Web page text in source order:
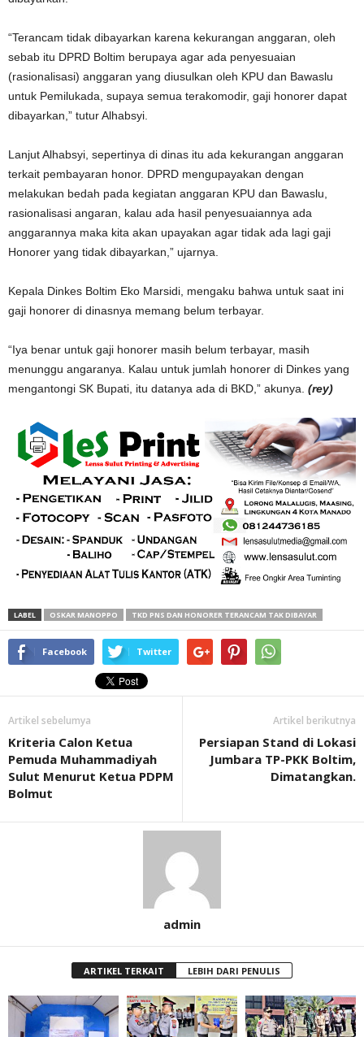
“Terancam tidak dibayarkan karena kekurangan anggaran, oleh
sebab itu DPRD Boltim berupaya agar ada penyesuaian
(rasionalisasi) anggaran yang diusulkan oleh KPU dan Bawaslu
untuk Pemilukada, supaya semua terakomodir, gaji honorer dapat
dibayarkan,” tutur Alhabsyi.
Lanjut Alhabsyi, sepertinya di dinas itu ada kekurangan anggaran
terkait pembayaran honor. DPRD mengupayakan dengan
melakukan bedah pada kegiatan anggaran KPU dan Bawaslu,
rasionalisasi angaran, kalau ada hasil penyesuaiannya ada
anggarannya maka kita akan upayakan agar tidak ada lagi gaji
Honorer yang tidak dibayarkan,” ujarnya.
Kepala Dinkes Boltim Eko Marsidi, mengaku bahwa untuk saat ini
gaji honorer di dinasnya memang belum terbayar.
“Iya benar untuk gaji honorer masih belum terbayar, masih
menunggu angaranya. Kalau untuk jumlah honorer di Dinkes yang
mengantongi SK Bupati, itu datanya ada di BKD,” akunya. (rey)
LABEL OSKAR MANOPPO TKD PNS DAN HONORER TERANCAM TAK DIBAYAR
Facebook Twitter
Artikel sebelumya
Kriteria Calon Ketua
Pemuda Muhammadiyah
Sulut Menurut Ketua PDPM
Bolmut
Artikel berikutnya
Persiapan Stand di Lokasi
Jumbara TP-PKK Boltim,
Dimatangkan.
admin
ARTIKEL TERKAIT LEBIH DARI PENULIS